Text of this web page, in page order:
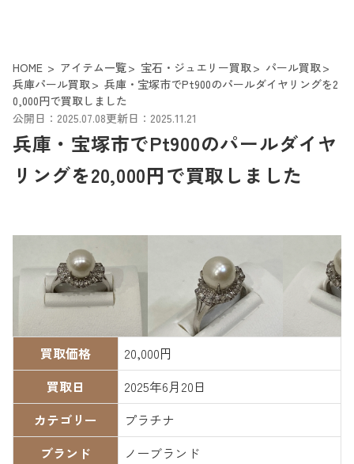
HOME アイテム一覧 宝石・ジュエリー買取
パール買取
兵庫パール買取
兵庫・宝塚市でPt900のパールダイヤリングを2
0,000円で買取しました
公開日：2025.07.08更新日：2025.11.21
兵庫・宝塚市でPt900のパールダイヤ
リングを20,000円で買取しました
買取価格
20,000円
買取日
2025年6月20日
カテゴリー
プラチナ
ブランド
ノーブランド